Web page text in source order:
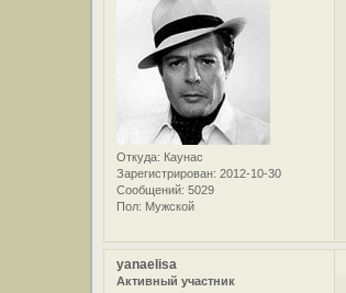
Откуда: Каунас
Зарегистрирован: 2012-10-30
Сообщений: 5029
Пол: Мужской
yanaelisa
Активный участник